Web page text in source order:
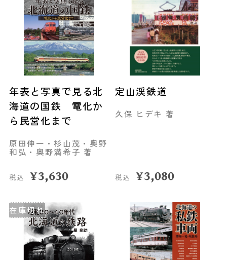
年表と写真で見る北
海道の国鉄 電化か
ら民営化まで
原田伸一・杉山茂・奥野
和弘・奥野満希子 著
税込 ¥3,630
定山渓鉄道
久保 ヒデキ 著
税込 ¥3,080
在庫切れ